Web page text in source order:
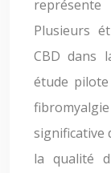
Plusieurs
CBD dans
étude
significative
la qualité